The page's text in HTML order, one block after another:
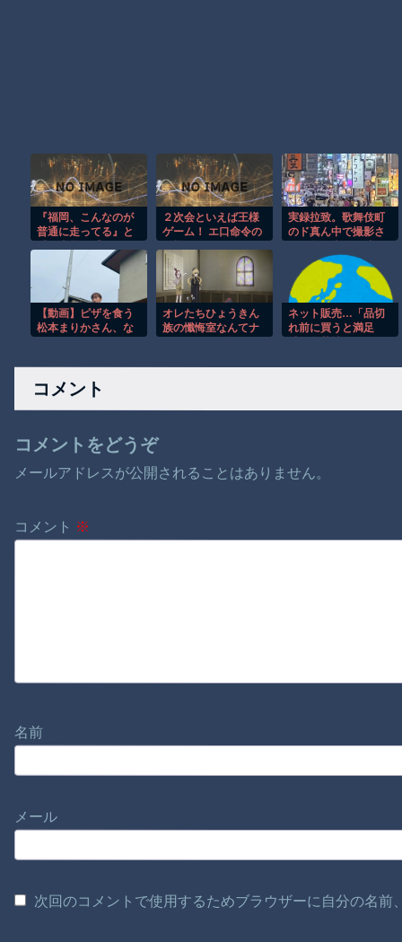
『福岡、こんなのが
普通に走ってる』と
最盛期へ、韓国人か
らも心配される』ほ
か 8/6 ネタ
２次会といえば王様
ゲーム！ エ口命令の
ょ！ その2
実録拉致。歌舞伎町
のド真ん中で撮影さ
がこちら。
【動画】ピザを食う
松本まりかさん、な
オレたちひょうきん
族の懺悔室なんてナ
ネット販売…「品切
れ前に買うと満足
分”キャンセルか
文 32歳女を逮捕
コメント
コメントをどうぞ
メールアドレスが公開されることはありません。
コメント ※
名前
メール
次回のコメントで使用するためブラウザーに自分の名